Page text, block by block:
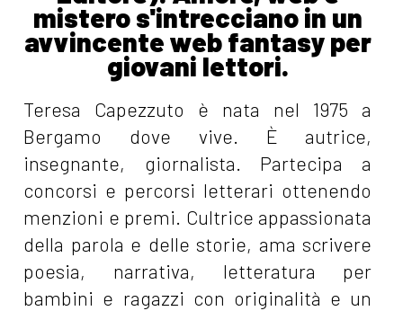
mistero s'intrecciano in un
avvincente web fantasy per
giovani lettori.
Teresa Capezzuto è nata nel 1975 a
Bergamo dove vive. È autrice,
insegnante, giornalista. Partecipa a
concorsi e percorsi letterari ottenendo
menzioni e premi. Cultrice appassionata
della parola e delle storie, ama scrivere
poesia, narrativa, letteratura per
bambini e ragazzi con originalità e un